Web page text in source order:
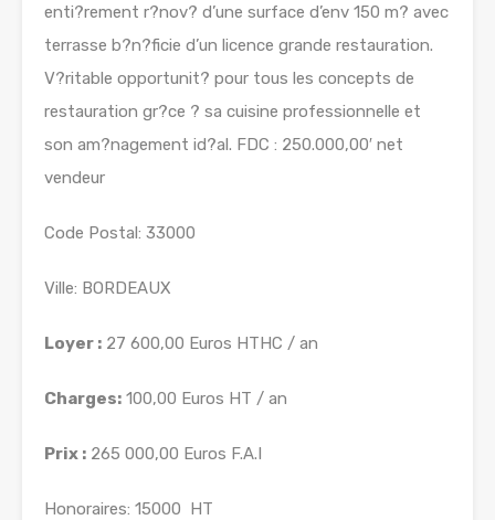
enti?rement r?nov? d’une surface d’env 150 m? avec
terrasse b?n?ficie d’un licence grande restauration.
V?ritable opportunit? pour tous les concepts de
restauration gr?ce ? sa cuisine professionnelle et
son am?nagement id?al. FDC : 250.000,00′ net
vendeur
Code Postal: 33000
Ville: BORDEAUX
Loyer : 27 600,00 Euros HTHC / an
Charges: 100,00 Euros HT / an
Prix : 265 000,00 Euros F.A.I
Honoraires: 15000  HT